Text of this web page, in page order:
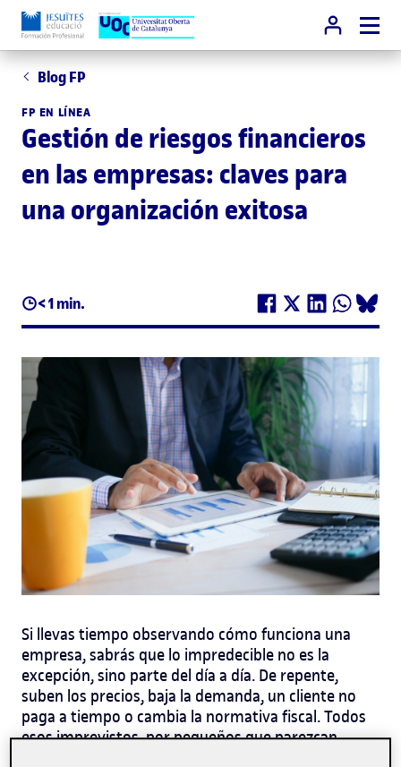
Blog FP
FP EN LÍNEA
Gestión de riesgos financieros
en las empresas: claves para
una organización exitosa
< 1 min.
Si llevas tiempo observando cómo funciona una
empresa, sabrás que lo impredecible no es la
excepción, sino parte del día a día. De repente,
suben los precios, baja la demanda, un cliente no
paga a tiempo o cambia la normativa fiscal. Todos
esos imprevistos, por pequeños que parezcan,